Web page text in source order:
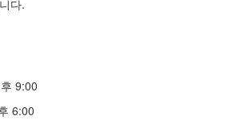
다.
9:00
6:00